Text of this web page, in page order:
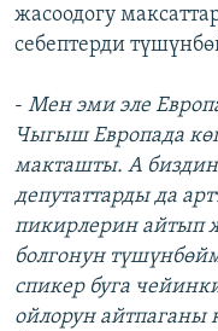
жасоодогу
себептерди
- Мен эми эле
Чыгыш Европада
макташты. А
депутаттарды да
пикирлерин айтып
болгонун
спикер буга
ойлорун